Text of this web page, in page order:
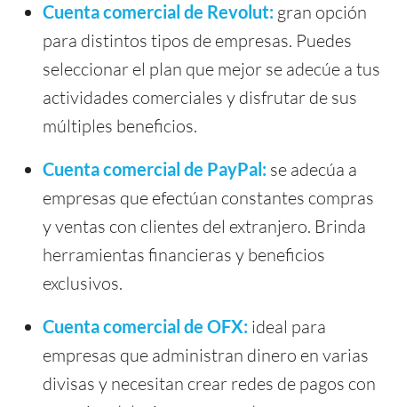
Cuenta comercial de Revolut: gran opción
para distintos tipos de empresas. Puedes
seleccionar el plan que mejor se adecúe a tus
actividades comerciales y disfrutar de sus
múltiples beneficios.
Cuenta comercial de PayPal: se adecúa a
empresas que efectúan constantes compras
y ventas con clientes del extranjero. Brinda
herramientas financieras y beneficios
exclusivos.
Cuenta comercial de OFX: ideal para
empresas que administran dinero en varias
divisas y necesitan crear redes de pagos con